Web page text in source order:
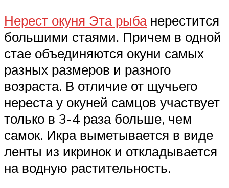
Нерест окуня Эта рыбанерестится
большими стаями. Причем в одной
стае объединяются окуни самых
разных размеров и разного
возраста. В отличие от щучьего
нереста у окуней самцов участвует
только в 3-4 раза больше, чем
самок. Икра выметывается в виде
ленты из икринок и откладывается
на водную растительность.